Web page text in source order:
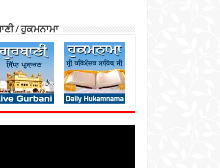
/ ਹੁਕਮਨਾਮਾ